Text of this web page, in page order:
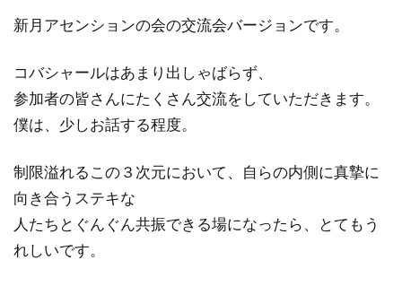
新月アセンションの会の交流会バージョンです。
コバシャールはあまり出しゃばらず、
参加者の皆さんにたくさん交流をしていただきます。
僕は、少しお話する程度。
制限溢れるこの３次元において、自らの内側に真摯に
向き合うステキな
人たちとぐんぐん共振できる場になったら、とてもう
れしいです。